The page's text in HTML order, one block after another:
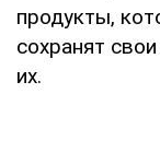
продукты,
сохранят
их.